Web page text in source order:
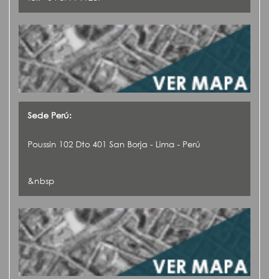
Sede Perú:
Poussin 102 Dto 401 San Borja - Lima - Perú
&nbsp